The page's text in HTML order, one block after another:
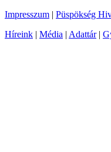
Impresszum | Püspökség
Híreink | Média | Adattár|